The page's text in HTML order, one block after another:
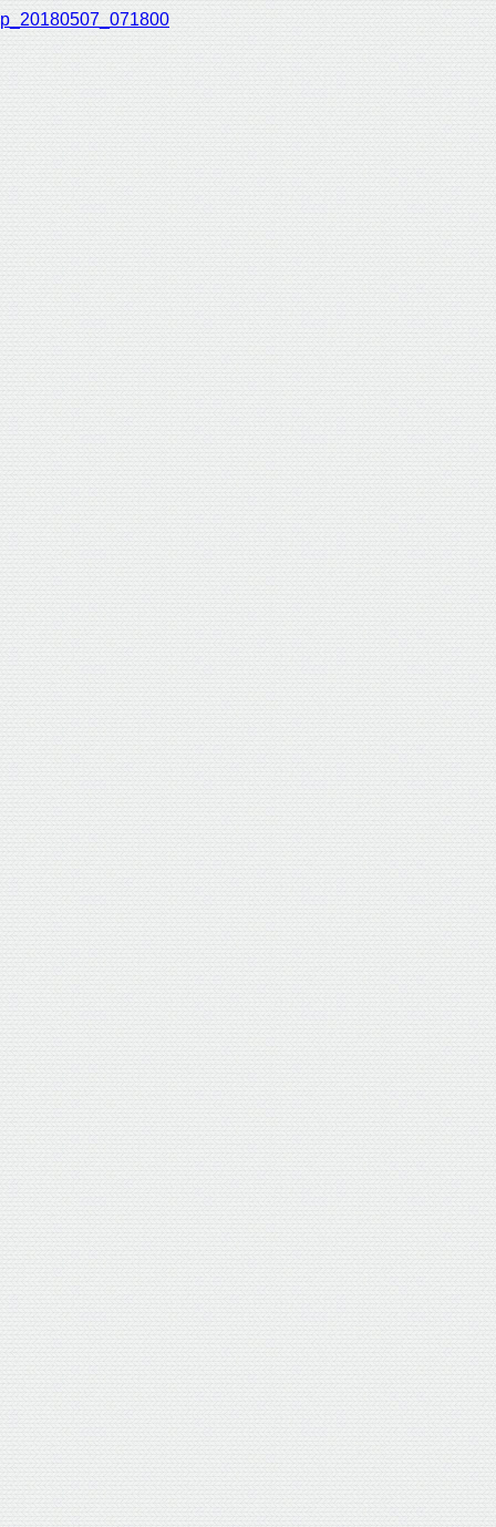
p_20180507_071800